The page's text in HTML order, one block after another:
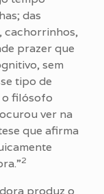
das
cachorrinhos,
prazer que
sem
tipo de
filósofo
ver na
que afirma
2
produz o